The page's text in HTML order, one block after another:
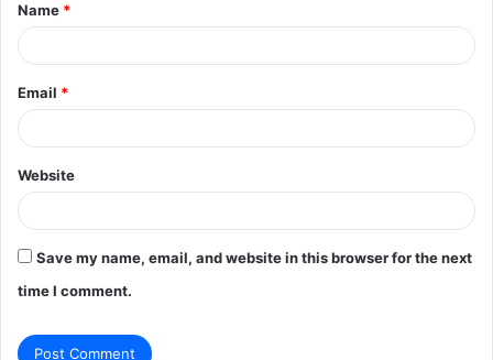
*
Name *
Email *
Website
Save my name, email, and website in this browser for the next
time I comment.